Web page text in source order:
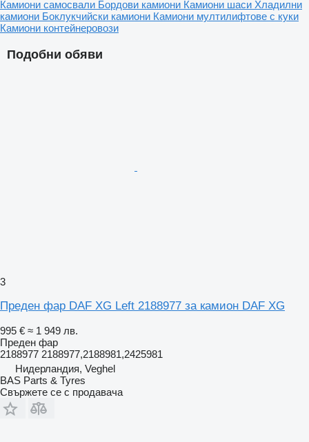
Подобни обяви
3
Преден фар DAF XG Left 2188977 за камион DAF XG
995 € ≈ 1 949 лв.
Преден фар
2188977 2188977,2188981,2425981
Нидерландия, Veghel
BAS Parts & Tyres
Свържете се с продавача
Камиони самосвали Бордови камиони Камиони шаси Хладилни
камиони Боклукчийски камиони Камиони мултилифтове с куки
Камиони контейнеровози